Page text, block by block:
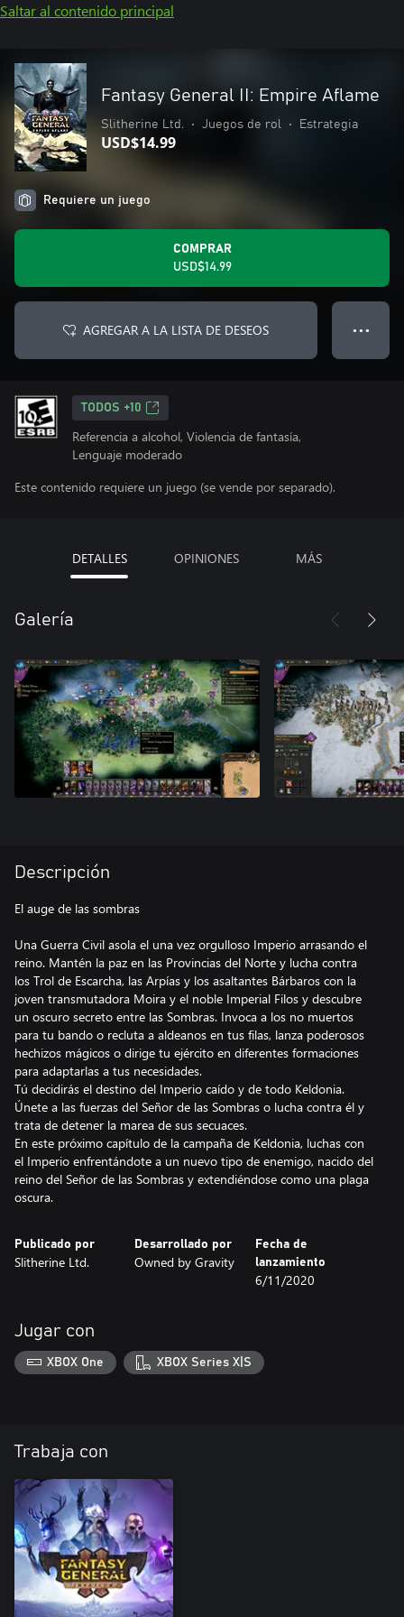
Saltar al contenido principal
Fantasy General II: Empire Aflame
Slitherine Ltd. • Juegos de rol • Estrategia
USD$14.99
Requiere un juego
COMPRAR
USD$14.99
AGREGAR A LA LISTA DE DESEOS ● ● ●
TODOS +10
Referencia a alcohol, Violencia de fantasía,
Lenguaje moderado
Este contenido requiere un juego (se vende por separado).
DETALLES OPINIONES MÁS
Galería
Descripción
El auge de las sombras
Una Guerra Civil asola el una vez orgulloso Imperio arrasando el
reino. Mantén la paz en las Provincias del Norte y lucha contra
los Trol de Escarcha, las Arpías y los asaltantes Bárbaros con la
joven transmutadora Moira y el noble Imperial Filos y descubre
un oscuro secreto entre las Sombras. Invoca a los no muertos
para tu bando o recluta a aldeanos en tus filas, lanza poderosos
hechizos mágicos o dirige tu ejército en diferentes formaciones
para adaptarlas a tus necesidades.
Tú decidirás el destino del Imperio caído y de todo Keldonia.
Únete a las fuerzas del Señor de las Sombras o lucha contra él y
trata de detener la marea de sus secuaces.
En este próximo capítulo de la campaña de Keldonia, luchas con
el Imperio enfrentándote a un nuevo tipo de enemigo, nacido del
reino del Señor de las Sombras y extendiéndose como una plaga
Publicado por
Slitherine Ltd.
Desarrollado por
Owned by Gravity
Fecha de
lanzamiento
6/11/2020
Jugar con
XBOX One XBOX Series X|S
Trabaja con